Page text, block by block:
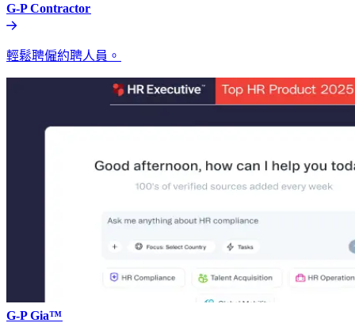
G-P Contractor​​
輕鬆聘僱約聘人員。​​
G-P Gia™​​